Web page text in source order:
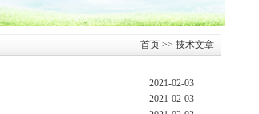
首页>> 技术文章
2021-02-03
2021-02-03